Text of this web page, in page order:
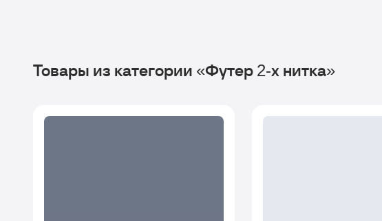
Товары из категории «Футер 2-х нитка»